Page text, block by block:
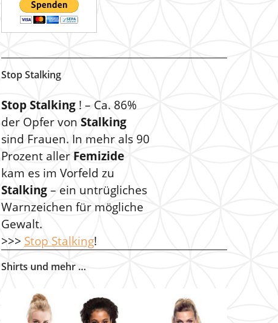
Stop Stalking
Stop Stalking! – Ca. 86%
der Opfer von Stalking
sind Frauen. In mehr als 90
Prozent aller Femizide
kam es im Vorfeld zu
Stalking– ein untrügliches
Warnzeichen für mögliche
Gewalt.
>>> Stop Stalking!
Shirts und mehr …